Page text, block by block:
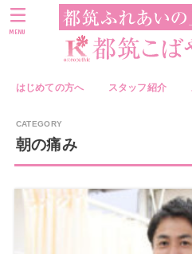
はじめての方へ スタッフ紹介
MENU
朝の痛み